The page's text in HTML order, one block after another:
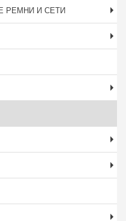
РЕМНИ И СЕТИ